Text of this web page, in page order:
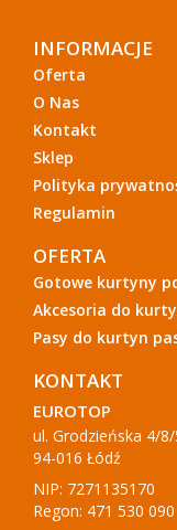
INFORMACJE
Oferta
O Nas
Kontakt
Sklep
Polityka
Regulamin
OFERTA
Gotowe kurtyny
Akcesoria do
Pasy do kurtyn
KONTAKT
EUROTOP
ul. Grodzieńska 4/
94-016 Łódź
NIP: 7271135170
Regon: 471 530 090